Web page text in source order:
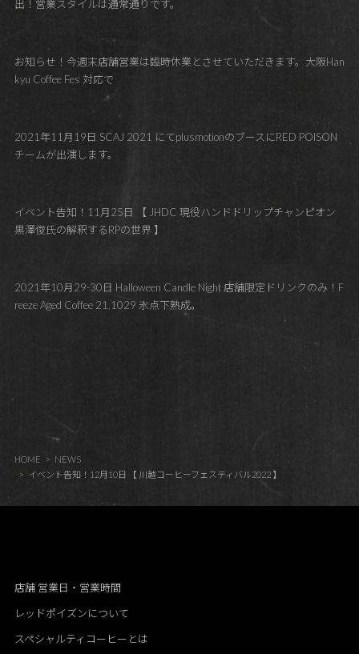
出！営業スタイルは通常通りです。
お知らせ！今週末店舗営業は臨時休業とさせていただきます。大阪Han
kyu Coffee Fes 対応で
2021年11月19日 SCAJ 2021 にてplusmotionのブースにRED POISON
チームが出演します。
イベント告知！11月25日 【 JHDC 現役ハンドドリップチャンピオン
黒澤俊氏の解釈するRPの世界 】
2021年10月29-30日 Halloween Candle Night 店舗限定ドリンクのみ！F
reeze Aged Coffee 21.1029 氷点下熟成。
HOME
NEWS
イベント告知！12月10日 【 川越コーヒーフェスティバル2022 】
店舗 営業日・営業時間
レッドポイズンについて
スペシャルティコーヒーとは